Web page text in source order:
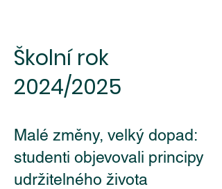
Školní rok
2024/2025​
Malé změny, velký dopad:
studenti objevovali principy
udržitelného života